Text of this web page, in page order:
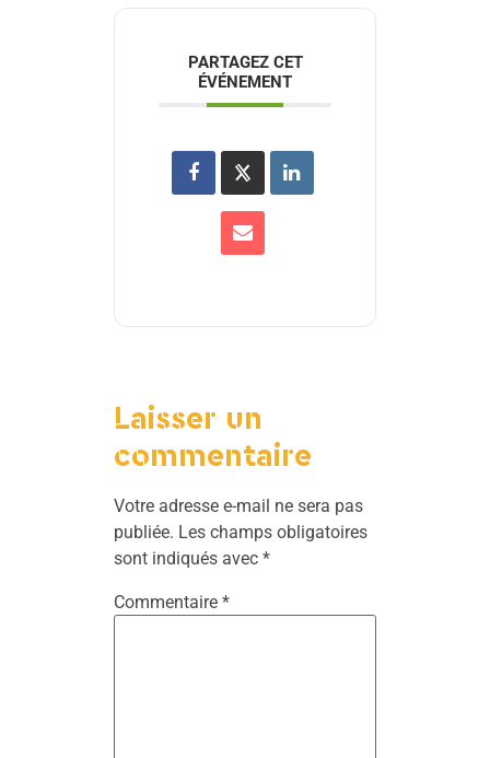
PARTAGEZ CET
ÉVÉNEMENT
Laisser un
commentaire
Votre adresse e-mail ne sera pas
publiée. Les champs obligatoires
sont indiqués avec *
Commentaire *